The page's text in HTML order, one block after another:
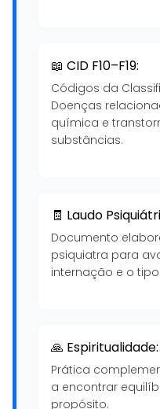
📖 CID F10–F19:
Códigos da
Doenças
química e
substâncias.
🧾 Laudo
Documento
psiquiatra para
internação e o
🙏 Espiritualidade:
Prática
a encontrar
propósito.